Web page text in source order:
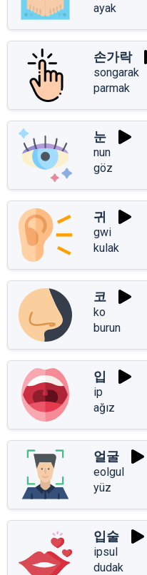
ayak
손가락
songarak
parmak
눈
nun
göz
귀
gwi
kulak
코
ko
burun
입
ip
ağız
얼굴
eolgul
yüz
입술
ipsul
dudak